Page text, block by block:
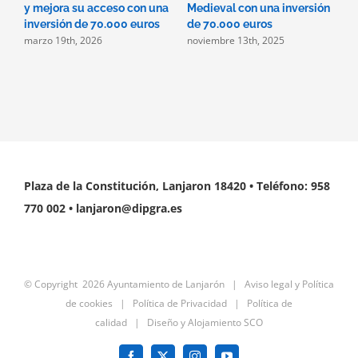
y mejora su acceso con una
inversión de 70.000 euros
marzo 19th, 2026
Medieval con una inversión
de 70.000 euros
noviembre 13th, 2025
Plaza de la Constitución, Lanjaron 18420 • Teléfono: 958
770 002 • lanjaron@dipgra.es
© Copyright 2026 Ayuntamiento de Lanjarón | Aviso legal y Política
de cookies | Política de Privacidad | Política de
calidad | Diseño y Alojamiento SCO